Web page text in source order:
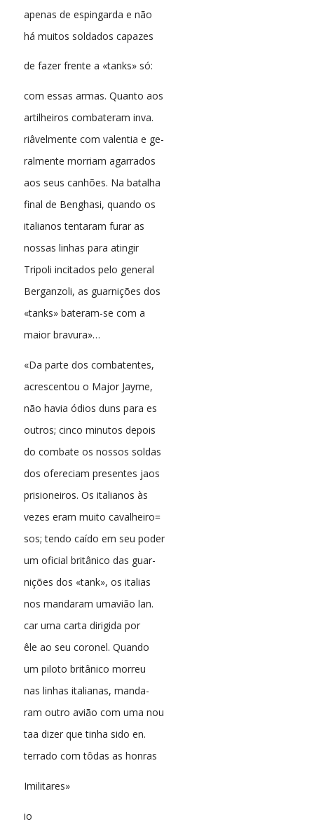
apenas de espingarda e não
há muitos soldados capazes
de fazer frente a «tanks» só:
com essas armas. Quanto aos
artilheiros combateram inva.
riâvelmente com valentia e ge-
ralmente morriam agarrados
aos seus canhões. Na batalha
final de Benghasi, quando os
italianos tentaram furar as
nossas linhas para atingir
Tripoli incitados pelo general
Berganzoli, as guarnições dos
«tanks» bateram-se com a
maior bravura»…
«Da parte dos combatentes,
acrescentou o Major Jayme,
não havia ódios duns para es
outros; cinco minutos depois
do combate os nossos soldas
dos ofereciam presentes jaos
prisioneiros. Os italianos às
vezes eram muito cavalheiro=
sos; tendo caído em seu poder
um oficial britânico das guar-
nições dos «tank», os italias
nos mandaram umavião lan.
car uma carta dirigida por
êle ao seu coronel. Quando
um piloto britânico morreu
nas linhas italianas, manda-
ram outro avião com uma nou
taa dizer que tinha sido en.
terrado com tôdas as honras
Imilitares»
io